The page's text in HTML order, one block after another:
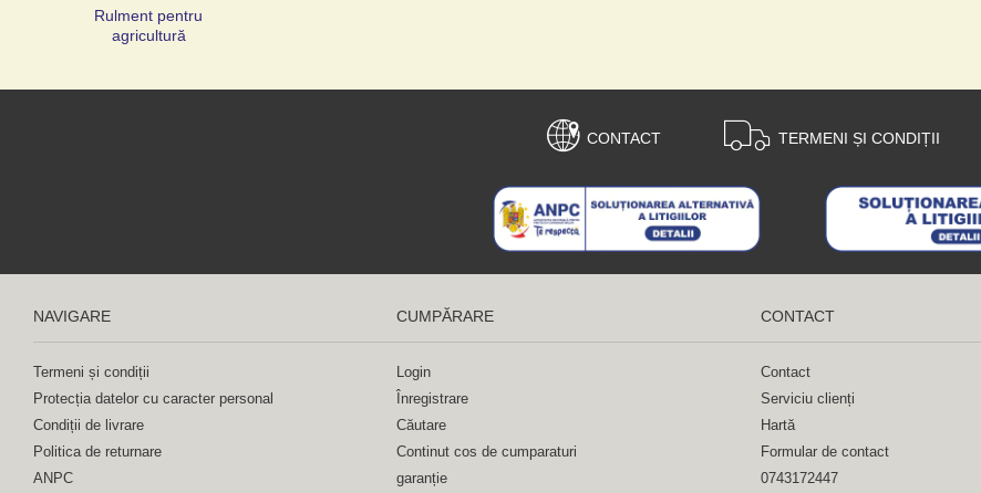
Rulment pentru
agricultură
CONTACT TERMENI ȘI CONDIȚII
NAVIGARE
Termeni și condiții
Protecția datelor cu caracter personal
Condiții de livrare
Politica de returnare
ANPC
CUMPĂRARE
Login
Înregistrare
Căutare
Continut cos de cumparaturi
garanție
CONTACT
Contact
Serviciu clienți
Hartă
Formular de contact
0743172447